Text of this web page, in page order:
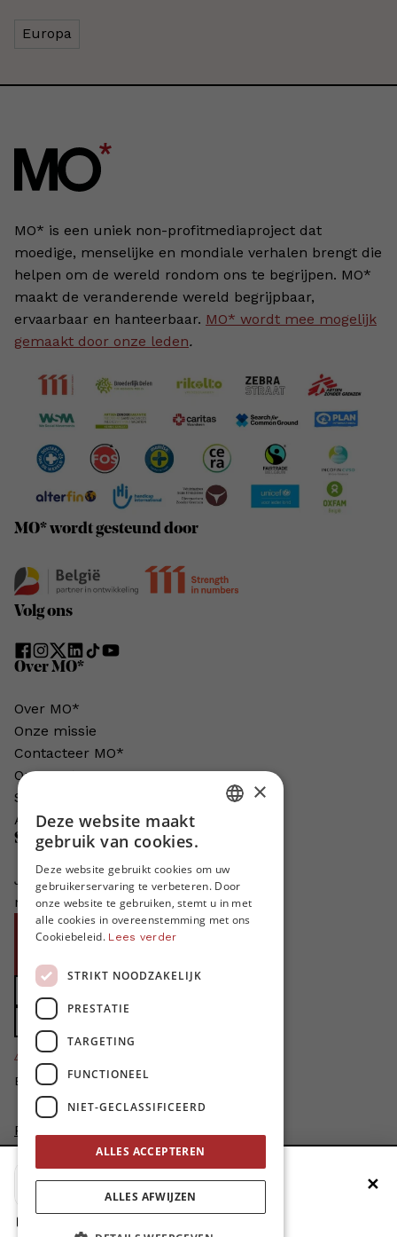
Europa
MO* is een uniek non-profitmediaproject dat
moedige, menselijke en mondiale verhalen brengt die
helpen om de wereld rondom ons te begrijpen. MO*
maakt de veranderende wereld begrijpbaar,
ervaarbaar en hanteerbaar. MO* wordt mee mogelijk
gemaakt door onze leden.
MO* wordt gesteund door
Volg ons
Over MO*
Over MO*
Onze missie
Contacteer MO*
Onze auteurs
Schrijven voor MO*?
Adverteren in MO*
Steun MO*
Je helpt ons groeien. MO* bestaat
niet zonder jouw steun!
Doe een gift
Zet MO* in uw testament
4424
Bedankt voor jullie steun!
Privacybeleid
Disclaimer
AI Charter
Cookievoorkeuren aanpassen
site by
Voeg MO* toe aan je beginscherm ✕
1. Druk op de deelknop
ENGLISH
×
Deze website maakt
gebruik van cookies.
Deze website gebruikt cookies om uw
gebruikerservaring te verbeteren. Door
onze website te gebruiken, stemt u in met
alle cookies in overeenstemming met ons
Cookiebeleid. Lees verder
STRIKT NOODZAKELIJK
PRESTATIE
TARGETING
FUNCTIONEEL
NIET-GECLASSIFICEERD
ALLES ACCEPTEREN
ALLES AFWIJZEN